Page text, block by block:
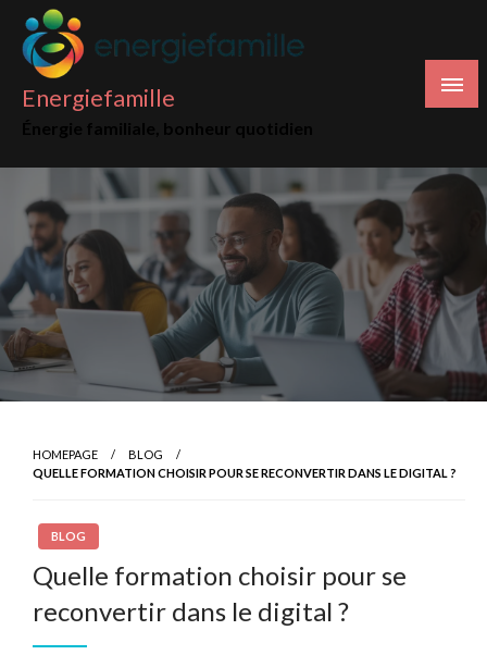
Skip
content
Energiefamille
HOMEPAGE
BLOG
QUELLE FORMATION CHOISIR POUR SE RECONVERTIR DANS LE DIGITAL ?
BLOG
Quelle formation choisir pour se
reconvertir dans le digital ?